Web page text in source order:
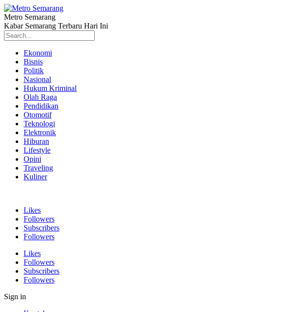
Metro Semarang
Kabar Semarang Terbaru Hari Ini
Ekonomi
Bisnis
Politik
Nasional
Hukum Kriminal
Olah Raga
Pendidikan
Otomotif
Teknologi
Elektronik
Hiburan
Lifestyle
Opini
Traveling
Kuliner
Likes
Followers
Subscribers
Followers
Likes
Followers
Subscribers
Followers
Sign in